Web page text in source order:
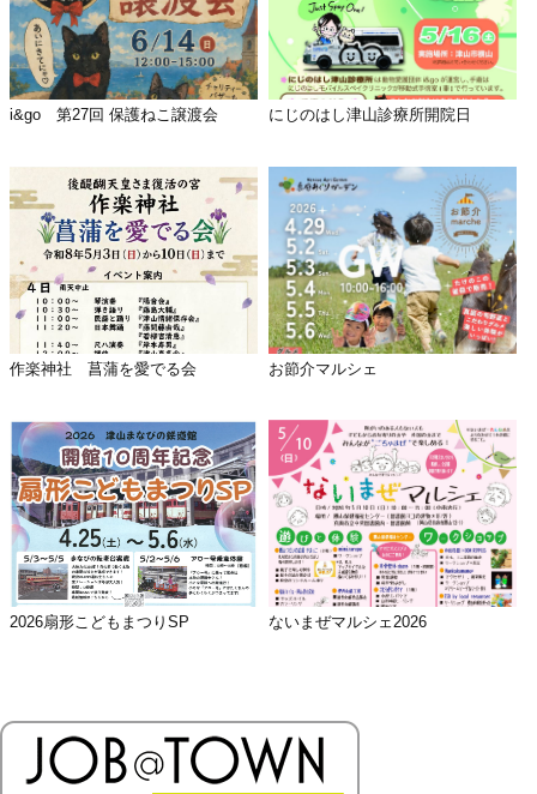
i&go 第27回 保護ねこ譲渡会 にじのはし津山診療所開院日
作楽神社 菖蒲を愛でる会 お節介マルシェ
2026扇形こどもまつりSP ないまぜマルシェ2026